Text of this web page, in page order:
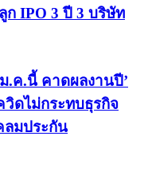
IPO 3 ปี 3 บริษัท
.ค.นี้ คาดผลงานปี’
ดไม่กระทบธุรกิจ
ลมประกัน